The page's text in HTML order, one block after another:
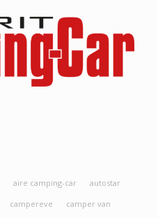
aire camping-car
autostar
campereve
camper van